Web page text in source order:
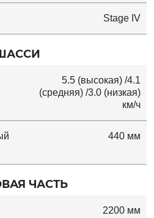
Stage IV
5.5 (высокая) /4.1
(средняя) /3.0 (низкая)
км/ч
440 мм
ЧАСТЬ
2200 мм